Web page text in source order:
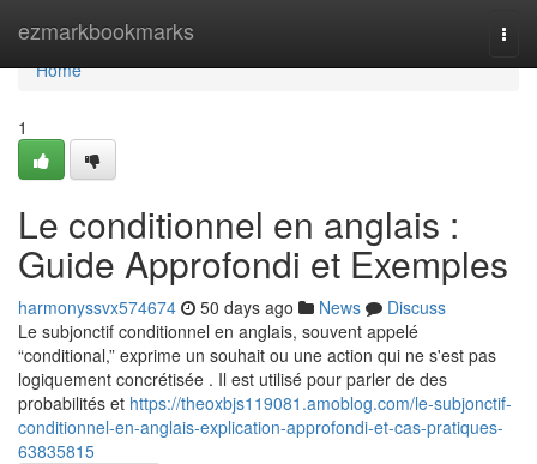
ezmarkbookmarks
Home
Home
1
Le conditionnel en anglais :
Guide Approfondi et Exemples
harmonyssvx574674 50 days ago News
Discuss
Le subjonctif conditionnel en anglais, souvent appelé
“conditional,” exprime un souhait ou une action qui ne s'est pas
logiquement concrétisée . Il est utilisé pour parler de des
probabilités et https://theoxbjs119081.amoblog.com/le-subjonctif-
conditionnel-en-anglais-explication-approfondi-et-cas-pratiques-
63835815